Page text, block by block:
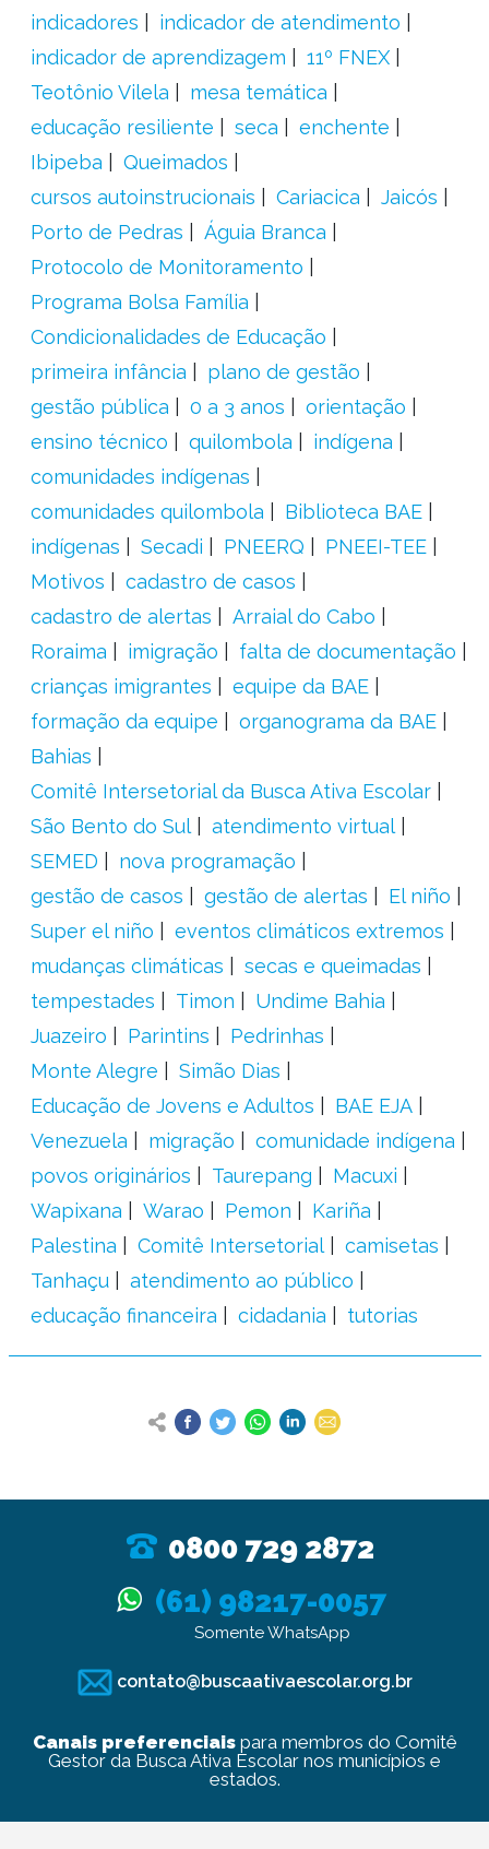
indicadores
indicador de atendimento
indicador de aprendizagem
11º FNEX
Teotônio Vilela
mesa temática
educação resiliente
seca
enchente
Ibipeba
Queimados
cursos autoinstrucionais
Cariacica
Jaicós
Porto de Pedras
Águia Branca
Protocolo de Monitoramento
Programa Bolsa Família
Condicionalidades de Educação
primeira infância
plano de gestão
gestão pública
0 a 3 anos
orientação
ensino técnico
quilombola
indígena
comunidades indígenas
comunidades quilombola
Biblioteca BAE
indígenas
Secadi PNEERQ
PNEEI-TEE
Motivos
cadastro de casos
cadastro de alertas
Arraial do Cabo
Roraima
imigração
falta de documentação
crianças imigrantes
equipe da BAE
formação da equipe
organograma da BAE
Bahias
Comitê Intersetorial da Busca Ativa Escolar
São Bento do Sul
atendimento virtual
SEMED
nova programação
gestão de casos
gestão de alertas
El niño
Super el niño
eventos climáticos extremos
mudanças climáticas
secas e queimadas
tempestades
Timon
Undime Bahia
Juazeiro
Parintins
Pedrinhas
Monte Alegre
Simão Dias
Educação de Jovens e Adultos
BAE EJA
Venezuela
migração
comunidade indígena
povos originários
Taurepang
Macuxi
Wapixana
Warao Pemon
Kariña
Palestina
Comitê Intersetorial
camisetas
Tanhaçu
atendimento ao público
educação financeira
cidadania tutorias
0800 729 2872
(61) 98217-0057
Somente WhatsApp
contato@buscaativaescolar.org.br
Canais preferenciaispara membros do Comitê
Gestor da Busca Ativa Escolar nos municípios e
estados.